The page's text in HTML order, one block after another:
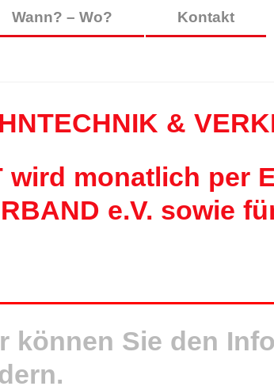
Wann? – Wo? Kontakt
&
wird monatlich per
e.V. sowie
können Sie den